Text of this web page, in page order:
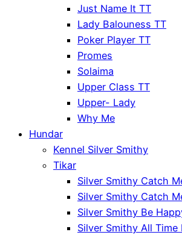
Just Name It TT
Lady Balouness TT
Poker Player TT
Promes
Solaima
Upper Class TT
Upper- Lady
Why Me
Hundar
Kennel Silver Smithy
Tikar
Silver Smithy Catch
Silver Smithy Catch
Silver Smithy Be
Silver Smithy All Time